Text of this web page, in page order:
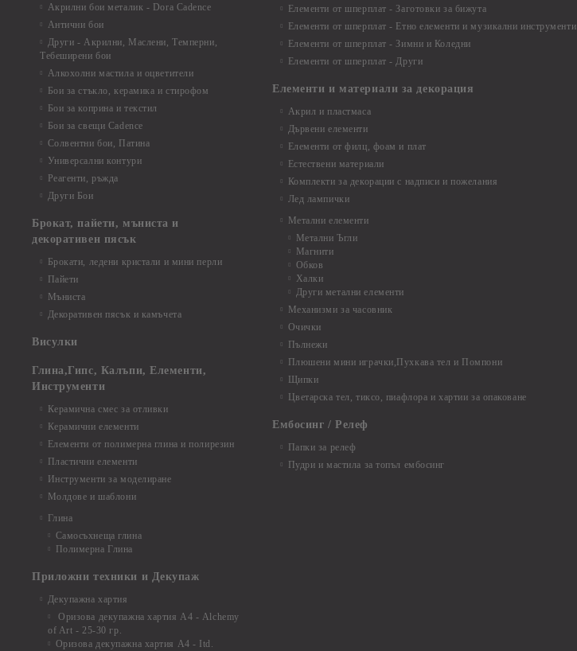
Акрилни бои металик - Dora Cadence
Антични бои
Други - Акрилни, Маслени, Темперни,
Тебеширени бои
Алкохолни мастила и оцветители
Бои за стъкло, керамика и стирофом
Бои за коприна и текстил
Бои за свещи Cadence
Солвентни бои, Патина
Универсални контури
Реагенти, ръжда
Други Бои
Брокат, пайети, мъниста и
декоративен пясък
Брокати, ледени кристали и мини перли
Пайети
Мъниста
Декоративен пясък и камъчета
Висулки
Глина,Гипс, Калъпи, Елементи,
Инструменти
Керамична смес за отливки
Керамични елементи
Елементи от полимерна глина и полирезин
Пластични елементи
Инструменти за моделиране
Молдове и шаблони
Глина
Самосъхнеща глина
Полимерна Глина
Приложни техники и Декупаж
Декупажна хартия
Оризова декупажна хартия А4 - Alchemy
of Art - 25-30 гр.
Оризова декупажна хартия А4 - Itd.
Елементи от шперплат - Заготовки за бижута
Елементи от шперплат - Етно елементи и музикални инструменти
Елементи от шперплат - Зимни и Коледни
Елементи от шперплат - Други
Елементи и материали за декорация
Акрил и пластмаса
Дървени елементи
Елементи от филц, фоам и плат
Естествени материали
Комплекти за декорации с надписи и пожелания
Лед лампички
Метални елементи
Метални Ъгли
Магнити
Обков
Халки
Други метални елементи
Механизми за часовник
Очички
Пълнежи
Плюшени мини играчки,Пухкава тел и Помпони
Щипки
Цветарска тел, тиксо, пиафлора и хартии за опаковане
Ембосинг / Релеф
Папки за релеф
Пудри и мастила за топъл ембосинг